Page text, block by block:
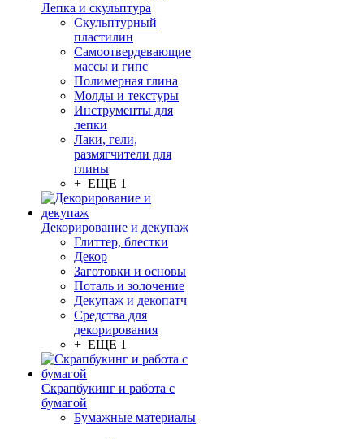
Лепка и скульптура
Скульптурный
пластилин
Самоотвердевающие
массы и гипс
Полимерная глина
Молды и текстуры
Инструменты для
лепки
Лаки, гели,
размягчители для
глины
+ ЕЩЕ 1
Декорирование и декупаж
Глиттер, блестки
Декор
Заготовки и основы
Поталь и золочение
Декупаж и декопатч
Средства для
декорирования
+ ЕЩЕ 1
Скрапбукинг и работа с
бумагой
Бумажные материалы